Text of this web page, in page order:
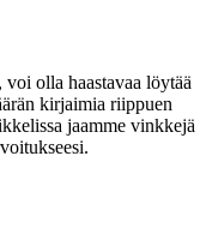
olla haastavaa löytää
kirjaimia riippuen
jaamme vinkkejä